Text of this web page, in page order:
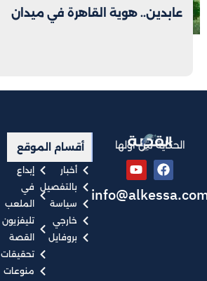
عابدين.. هوية القاهرة في ميدان
الحكاية من أولها أقسام الموقع
أخبار
بالتفصيل
سياسة
خارجي
بروفايل
إبداع
في
الملعب
تليفزيون
القصة
تحقيقات
منوعات